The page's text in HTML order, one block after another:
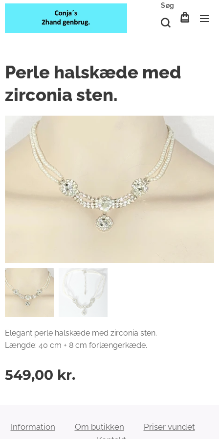
Søg
Perle halskæde med
zirconia sten.
Elegant perle halskæde med zirconia sten.
Længde: 40 cm + 8 cm forlængerkæde.
549,00 kr.
Information Om butikken
Priser vundet